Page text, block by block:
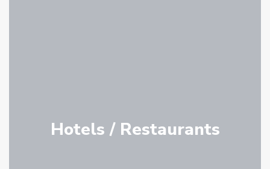
Hotels / Restaurants